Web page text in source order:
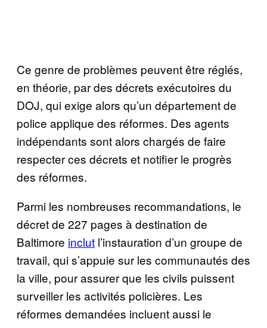
Ce genre de problèmes peuvent être réglés,
en théorie, par des décrets exécutoires du
DOJ, qui exige alors qu’un département de
police applique des réformes. Des agents
indépendants sont alors chargés de faire
respecter ces décrets et notifier le progrès
des réformes.
Parmi les nombreuses recommandations, le
décret de 227 pages à destination de
Baltimore inclut l’instauration d’un groupe de
travail, qui s’appuie sur les communautés des
la ville, pour assurer que les civils puissent
surveiller les activités policières. Les
réformes demandées incluent aussi le